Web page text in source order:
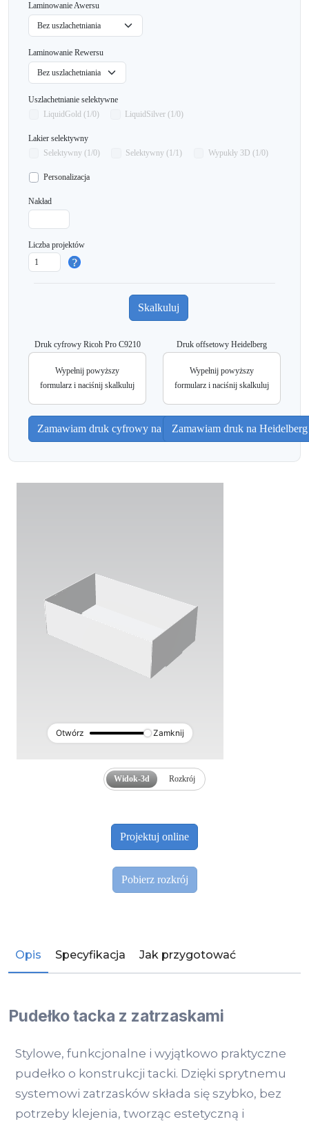
Laminowanie Awersu
Laminowanie Rewersu
Uszlachetnianie selektywne
LiquidGold (1/0)
LiquidSilver (1/0)
Lakier selektywny
Selektywny (1/0)
Selektywny (1/1) Wypukły 3D (1/0)
Personalizacja
Nakład
Liczba projektów
Druk cyfrowy Ricoh Pro C9210
Wypełnij powyższy
formularz i naciśnij skalkuluj
Druk offsetowy Heidelberg
Wypełnij powyższy
formularz i naciśnij skalkuluj
Otwórz Zamknij
Widok-3d Rozkrój
Opis Specyfikacja Jak przygotować
Pudełko tacka z zatrzaskami
Stylowe, funkcjonalne i wyjątkowo praktyczne
pudełko o konstrukcji tacki. Dzięki sprytnemu
systemowi zatrzasków składa się szybko, bez
potrzeby klejenia, tworząc estetyczną i